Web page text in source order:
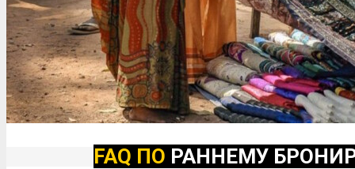
FAQ ПО РАННЕМУ